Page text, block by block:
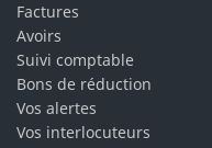
Factures
Avoirs
Suivi comptable
Bons de réduction
Vos alertes
Vos interlocuteurs